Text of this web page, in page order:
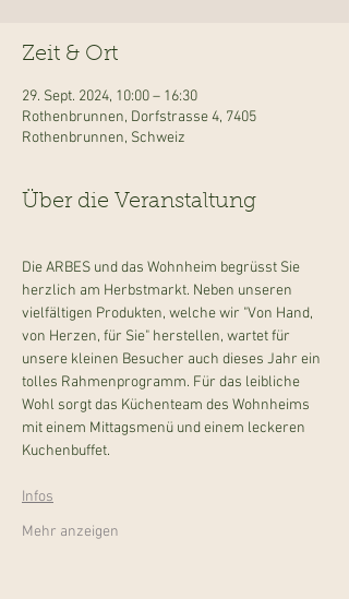
Zeit & Ort
29. Sept. 2024, 10:00 – 16:30
Rothenbrunnen, Dorfstrasse 4, 7405
Rothenbrunnen, Schweiz
Über die Veranstaltung
Die ARBES und das Wohnheim begrüsst Sie
herzlich am Herbstmarkt. Neben unseren
vielfältigen Produkten, welche wir "Von Hand,
von Herzen, für Sie" herstellen, wartet für
unsere kleinen Besucher auch dieses Jahr ein
tolles Rahmenprogramm. Für das leibliche
Wohl sorgt das Küchenteam des Wohnheims
mit einem Mittagsmenü und einem leckeren
Kuchenbuffet.
Infos
Mehr anzeigen